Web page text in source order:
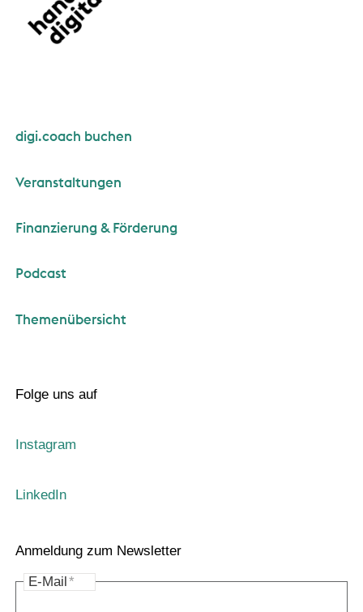
digi.coach buchen
Veranstaltungen
Finanzierung & Förderung
Podcast
Themenübersicht
Folge uns auf
Instagram
LinkedIn
Anmeldung zum Newsletter
E-Mail*